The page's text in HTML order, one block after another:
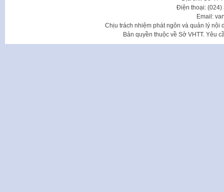
Điện thoại: (024)
Email:
Chịu trách nhiệm phát ngôn và quản lý nội
Bản quyền thuộc về Sở VHTT. Yêu